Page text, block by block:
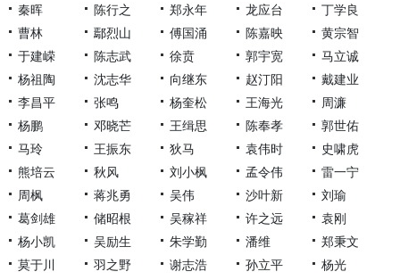
秦晖 陈行之 郑永年 龙应台
丁学良
曹林
鄢烈山 傅国涌 陈嘉映
黄宗智
于建嵘
陈志武 徐贲 郭宇宽
马立诚
杨祖陶
沈志华 向继东 赵汀阳
戴建业
李昌平
张鸣 杨奎松 王海光
周濂
杨鹏
邓晓芒 王缉思 陈奉孝
郭世佑
马玲
王振东 狄马 袁伟时
史啸虎
熊培云
秋风 刘小枫 孟令伟
雷一宁
周枫
蒋兆勇 吴伟 沙叶新
刘瑜
葛剑雄
储昭根 吴稼祥 许之远
袁刚
杨小凯
吴励生 朱学勤 潘维
郑秉文
莫于川
羽之野 谢志浩 孙立平 杨光